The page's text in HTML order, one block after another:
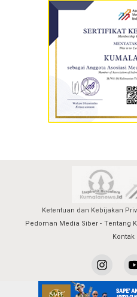
Ketentuan dan Kebijakan
Pedoman Media Siber
Tentang
Kontak